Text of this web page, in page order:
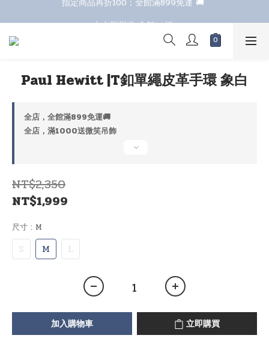
七夕甜甜送 全館88折
Paul Hewitt |T釦單繩皮革手環 象白
全店，全館滿899免運🚚
全店，滿1000送微笑吊飾
NT$2,350
NT$1,999
尺寸 : M
S M L
加入購物車 立即購買